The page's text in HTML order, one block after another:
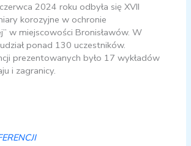
2024 roku odbyła się XVII
korozyjne w ochronie
w miejscowości Bronisławów. W
ponad 130 uczestników.
prezentowanych było 17 wykładów
i zagranicy.